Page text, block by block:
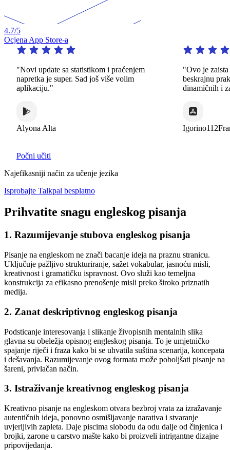
4.7/5
Ocjena App Store-a
"Novi update sa statistikom i praćenjem
napretka je super. Sad još više volim
aplikaciju."
Alyona Alta
"Ovo je zaista
beskrajnu
dinamičnih i
Počni učiti
Najefikasniji način za učenje jezika
Isprobajte Talkpal besplatno
Prihvatite snagu engleskog pisanja
1. Razumijevanje stubova engleskog pisanja
Pisanje na engleskom ne znači bacanje ideja na praznu stranicu.
Uključuje pažljivo strukturiranje, sažet vokabular, jasnoću misli,
kreativnost i gramatičku ispravnost. Ovo služi kao temeljna
konstrukcija za efikasno prenošenje misli preko široko priznatih
medija.
2. Zanat deskriptivnog engleskog pisanja
Podsticanje interesovanja i slikanje živopisnih mentalnih slika
glavna su obeležja opisnog engleskog pisanja. To je umjetničko
spajanje riječi i fraza kako bi se uhvatila suština scenarija, koncepata
i dešavanja. Razumijevanje ovog formata može poboljšati pisanje na
šareni, privlačan način.
3. Istraživanje kreativnog engleskog pisanja
Kreativno pisanje na engleskom otvara bezbroj vrata za izražavanje
autentičnih ideja, ponovno osmišljavanje narativa i stvaranje
uvjerljivih zapleta. Daje piscima slobodu da odu dalje od činjenica i
brojki, zarone u carstvo mašte kako bi proizveli intrigantne dizajne
pripovijedanja.